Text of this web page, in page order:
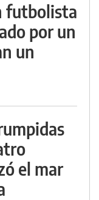
futbolista
por un
un
el mar